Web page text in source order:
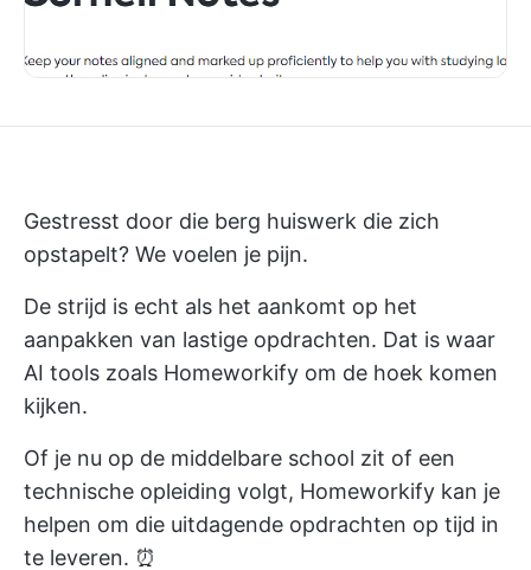
Gestresst door die berg huiswerk die zich
opstapelt? We voelen je pijn.
De strijd is echt als het aankomt op het
aanpakken van lastige opdrachten. Dat is waar
AI tools zoals Homeworkify om de hoek komen
kijken.
Of je nu op de middelbare school zit of een
technische opleiding volgt, Homeworkify kan je
helpen om die uitdagende opdrachten op tijd in
te leveren. ⏰